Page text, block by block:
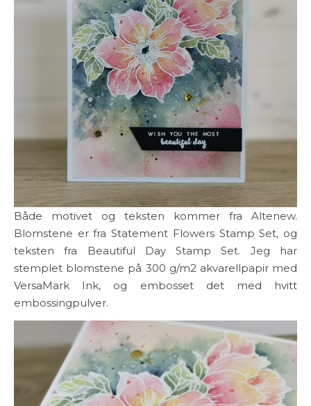
Både motivet og teksten kommer fra Altenew.
Blomstene er fra Statement Flowers Stamp Set, og
teksten fra Beautiful Day Stamp Set. Jeg har
stemplet blomstene på 300 g/m2 akvarellpapir med
VersaMark Ink, og embosset det med hvitt
embossingpulver.